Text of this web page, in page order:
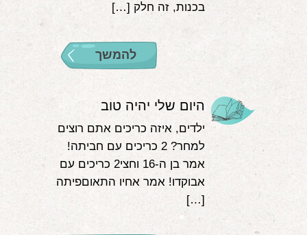
בכנות, זה חלק […]
להמשך
היום שלי יהיה טוב
ילדים, איזה כריכים אתם רוצים
למחר? 2 כריכים עם חביתה!
אמר בן ה-16 וחצי2 כריכים עם
אבוקדו! אמר אחיו התאוםפיתה
[…]